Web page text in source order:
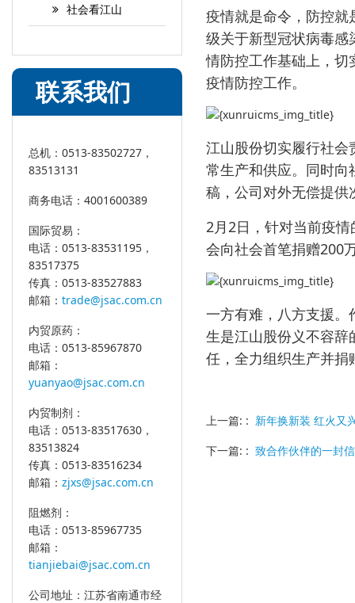
社会看江山
联系我们
总机：0513-83502727，
83513131
商务电话：4001600389
国际贸易：
电话：0513-83531195，
83517375
传真：0513-83527883
邮箱： trade@jsac.com.cn
内贸原药：
电话：0513-85967870
邮箱：
yuanyao@jsac.com.cn
内贸制剂：
电话：0513-83517630，
83513824
传真：0513-83516234
邮箱： zjxs@jsac.com.cn
阻燃剂：
电话：0513-85967735
邮箱：
tianjiebai@jsac.com.cn
公司地址：江苏省南通市经
疫情就是命令，防控
级关于新型冠状病毒
情防控工作基础上，
疫情防控工作。
江山股份切实履行社
常生产和供应。同时
稿，公司对外无偿提
2月2日，针对当前疫
会向社会首笔捐赠200
一方有难，八方支援
生是江山股份义不容
任，全力组织生产并
上一篇: : 新年换新装 红火又
下一篇: : 致合作伙伴的一封信